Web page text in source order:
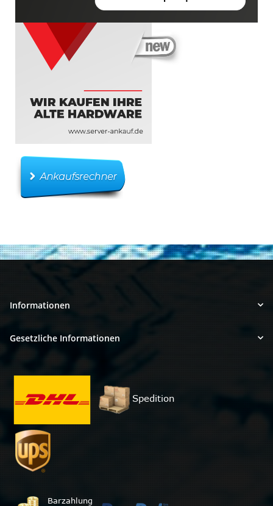
Informationen
Gesetzliche Informationen